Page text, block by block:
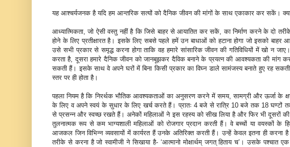
यह आश्चर्यजनक है यदि हम आन्तरिक सत्यों को दैनिक जीवन की मांगों के साथ एकाकार कर सकें। क्या
आध्यात्मिकता, जो ऐसी वस्तु नहीं है कि जिसे बाहर से आयातित कर सकें, का निर्माण करने के दो
होने के लिए प्रतीक्षारत है। इसके लिए सबसे पहले हमें उन बाधाओं को हटाना होगा जो इसको
उसे सभी प्रकार से समृद्ध करना होगा ताकि वह हमारे सांसारिक जीवन की गतिविधियों में खो न
करता है, दूसरा हमारे दैनिक जीवन को जानबूझकर दैविक बनाने के प्रयत्न की आवश्यकता की मांग
सकती हैं। इसके साथ वे अपने घरों में बिना किसी प्रकार का विघ्न डाले सामंजस्य बनाते हुए रह सकती
स्तर पर ही होता है।
पहला नियम है कि निरर्थक भौतिक आवश्यकताओं का अनुसरण करने में समय, सामग्री और ऊर्जा के
के लिए व अपने स्वयं के सुधार के लिए खर्च करते हैं। प्रातः 4 बजे से रात्रि 10 बजे तक 18 घण्टों
से प्रसन्न और स्वच्छ रखते हैं। अनेकों महिलाओं ने इस रहस्य को सीख लिया है और फिर भी दूसरों
तुलनात्मक रूप से कम भाग्यशाली महिलाओं को रोजगार प्रदान करती हैं। वे बच्चों या वयस्कों के
आजकल जिन विभिन्न व्यवसायों में कार्यरत हैं उनके अतिरिक्त करती हैं। उन्हें केवल इतना ही
तरीके से करना है जो स्वामीजी ने सिखाया है- ‘आत्मानो मोक्षार्थम् जगत् हिताय च’। उसके